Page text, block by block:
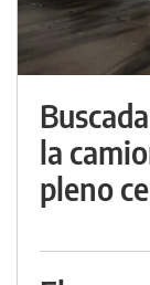
la
pleno